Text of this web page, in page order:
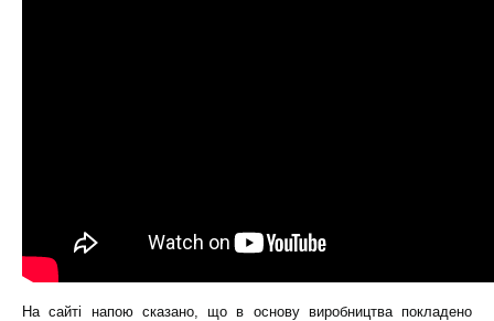
На сайті напою сказано, що в основу виробництва покладено